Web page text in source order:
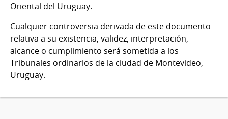
Oriental del Uruguay.
Cualquier controversia derivada de este documento
relativa a su existencia, validez, interpretación,
alcance o cumplimiento será sometida a los
Tribunales ordinarios de la ciudad de Montevideo,
Uruguay.